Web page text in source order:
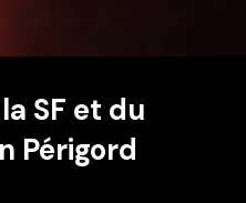
SF et du
Périgord